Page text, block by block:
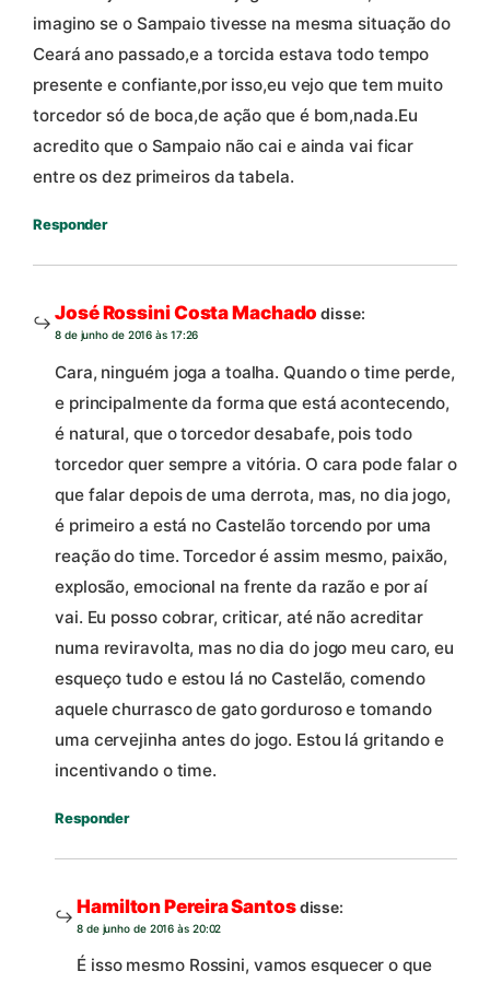
imagino se o Sampaio tivesse na mesma situação do
Ceará ano passado,e a torcida estava todo tempo
presente e confiante,por isso,eu vejo que tem muito
torcedor só de boca,de ação que é bom,nada.Eu
acredito que o Sampaio não cai e ainda vai ficar
entre os dez primeiros da tabela.
Responder
José Rossini Costa Machado disse:
8 de junho de 2016 às 17:26
Cara, ninguém joga a toalha. Quando o time perde,
e principalmente da forma que está acontecendo,
é natural, que o torcedor desabafe, pois todo
torcedor quer sempre a vitória. O cara pode falar o
que falar depois de uma derrota, mas, no dia jogo,
é primeiro a está no Castelão torcendo por uma
reação do time. Torcedor é assim mesmo, paixão,
explosão, emocional na frente da razão e por aí
vai. Eu posso cobrar, criticar, até não acreditar
numa reviravolta, mas no dia do jogo meu caro, eu
esqueço tudo e estou lá no Castelão, comendo
aquele churrasco de gato gorduroso e tomando
uma cervejinha antes do jogo. Estou lá gritando e
incentivando o time.
Responder
Hamilton Pereira Santosdisse:
8 de junho de 2016 às 20:02
É isso mesmo Rossini, vamos esquecer o que